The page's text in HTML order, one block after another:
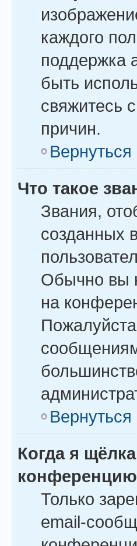
каждого
поддержка
быть
свяжитесь
причин.
Вернуться
Что такое
Звания,
созданных
Обычно вы
на
Вернуться
Когда я
Только
email-